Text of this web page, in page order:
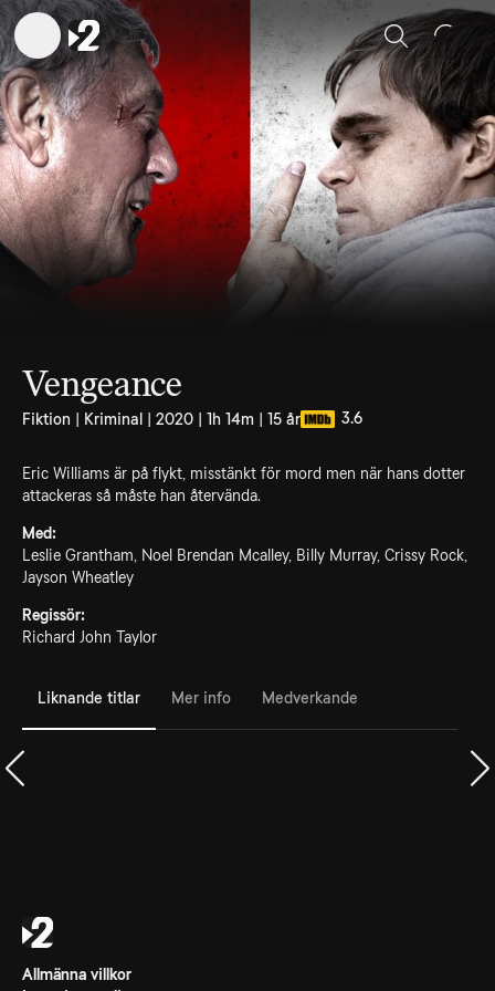
Sök
Vengeance
Fiktion | Kriminal | 2020 | 1h 14m | 15 år 3.6
Eric Williams är på flykt, misstänkt för mord men när hans dotter
attackeras så måste han återvända.
Med:
Leslie Grantham, Noel Brendan Mcalley, Billy Murray, Crissy Rock,
Jayson Wheatley
Regissör:
Richard John Taylor
Liknande titlar Mer info Medverkande
Allmänna villkor